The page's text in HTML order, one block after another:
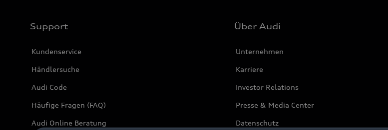
Support
Kundenservice
Händlersuche
Audi Code
Häufige Fragen (FAQ)
Audi Online Beratung
Über Audi
Unternehmen
Karriere
Investor Relations
Presse & Media Center
Datenschutz